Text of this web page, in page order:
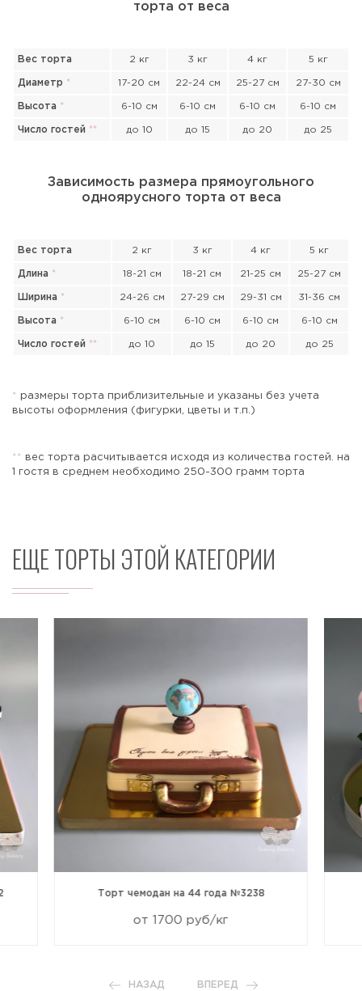
торта от веса
Вес торта 2 кг 3 кг 4 кг 5 кг
Диаметр * 17-20 см 22-24 см 25-27 см 27-30 см
Высота * 6-10 см 6-10 см 6-10 см 6-10 см
Число гостей ** до 10 до 15 до 20 до 25
Зависимость размера прямоугольного
одноярусного торта от веса
Вес торта 2 кг 3 кг 4 кг 5 кг
Длина * 18-21 см 18-21 см 21-25 см 25-27 см
Ширина * 24-26 см 27-29 см 29-31 см 31-36 см
Высота * 6-10 см 6-10 см 6-10 см 6-10 см
Число гостей ** до 10 до 15 до 20 до 25
*
размеры торта приблизительные и указаны без учета
высоты оформления (фигурки, цветы и т.п.)
* *
вес торта расчитывается исходя из количества гостей. на
1 гостя в среднем необходимо 250-300 грамм торта
ЕЩЕ ТОРТЫ ЭТОЙ КАТЕГОРИИ
Торт чемодан на 44 года №3238
от 1700 руб/кг
НАЗАД ВПЕРЕД